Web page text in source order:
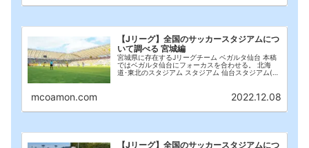
【Jリーグ】全国のサッカースタジアムにつ
いて調べる 宮城編
宮城県に存在するJリーグチーム ベガルタ仙台 本稿
ではベガルタ仙台にフォーカスを合わせる。 北海
道･東北のスタジアム スタジアム 仙台スタジアム(ユ
mcoamon.com 2022.12.08
【Jリーグ】全国のサッカースタジアムにつ